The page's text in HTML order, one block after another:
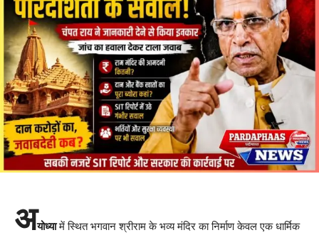
अयोध्यामें स्थित भगवान श्रीराम के भव्य मंदिर का निर्माण केवल एक धार्मिक